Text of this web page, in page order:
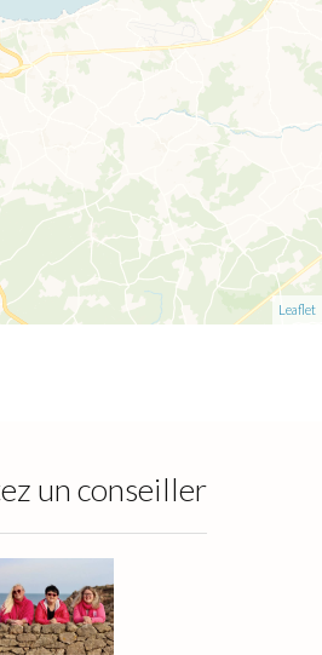
Leaflet
un conseiller